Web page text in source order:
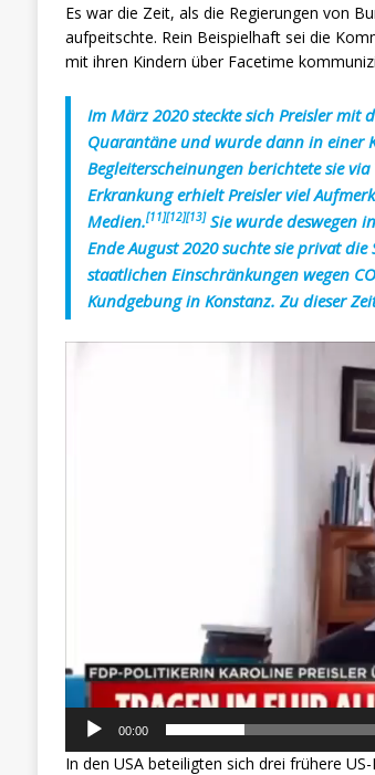
Es war die Zeit, als die Regierungen von
aufpeitschte. Rein Beispielhaft sei die
mit ihren Kindern über Facetime
Im März 2020 steckte sich Preisler mit
Quarantäne und wurde dann in einer
Begleiterscheinungen berichtete sie
Erkrankung erhielt Preisler viel
Medien.[11][12][13]Sie wurde deswegen
Ende August 2020 suchte sie privat
staatlichen Einschränkungen wegen
Kundgebung in Konstanz. Zu dieser
00:00
In den USA beteiligten sich drei frühere